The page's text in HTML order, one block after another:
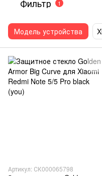
Фильтр 1
Модель устройства
Артикул: СК000065798